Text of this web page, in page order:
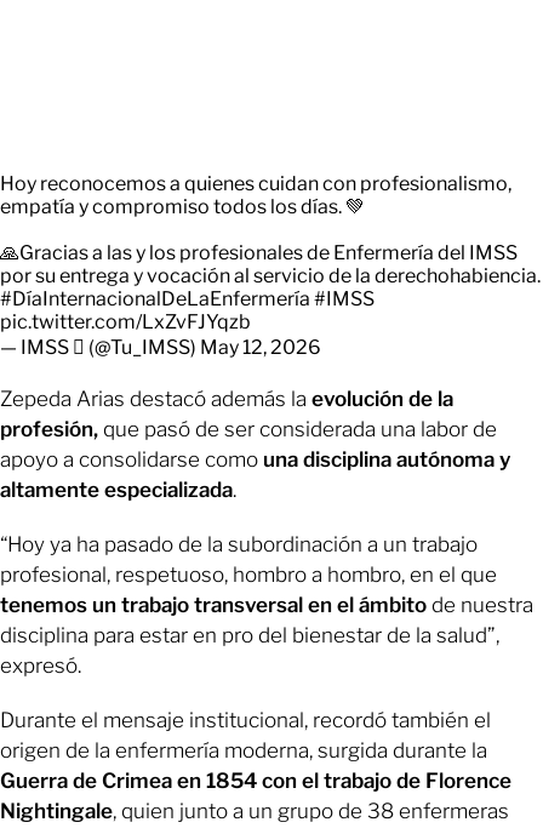
Hoy reconocemos a quienes cuidan con profesionalismo,
empatía y compromiso todos los días. 💚
🙏Gracias a las y los profesionales de Enfermería del IMSS
por su entrega y vocación al servicio de la derechohabiencia.
#DíaInternacionalDeLaEnfermería #IMSS
pic.twitter.com/LxZvFJYqzb
— IMSS  (@Tu_IMSS) May 12, 2026
Zepeda Arias destacó además la evolución de la
profesión, que pasó de ser considerada una labor de
apoyo a consolidarse como una disciplina autónoma y
altamente especializada.
“Hoy ya ha pasado de la subordinación a un trabajo
profesional, respetuoso, hombro a hombro, en el que
tenemos un trabajo transversal en el ámbito de nuestra
disciplina para estar en pro del bienestar de la salud”,
expresó.
Durante el mensaje institucional, recordó también el
origen de la enfermería moderna, surgida durante la
Guerra de Crimea en 1854 con el trabajo de Florence
Nightingale, quien junto a un grupo de 38 enfermeras